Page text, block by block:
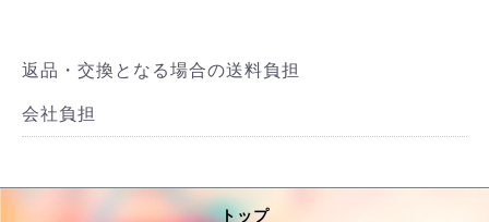
返品・交換となる場合の送料負担
会社負担
トップ